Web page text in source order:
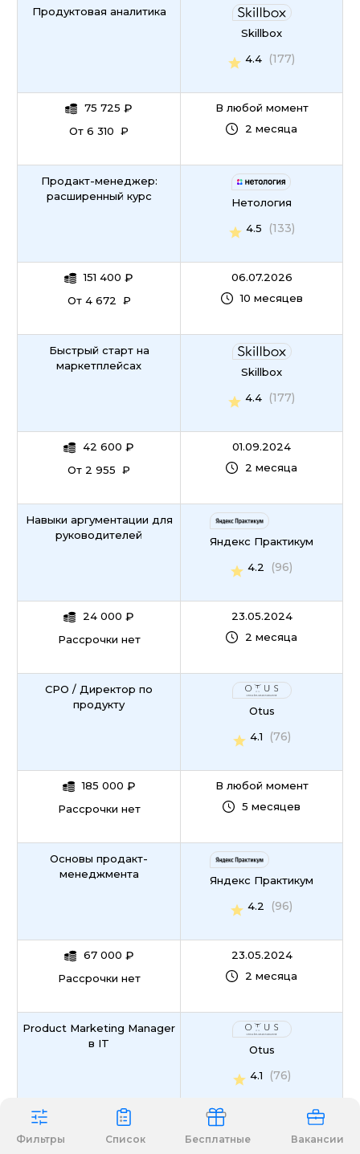
Фильтры Список Бесплатные Вакансии
Продуктовая аналитика
75 725 ₽
От 6 310 ₽
Skillbox
4.4
(177)
В любой момент
2 месяца
Продакт-менеджер:
расширенный курс
151 400 ₽
От 4 672 ₽
Нетология
4.5
(133)
06.07.2026
10 месяцев
Быстрый старт на
маркетплейсах
42 600 ₽
От 2 955 ₽
Skillbox
4.4
(177)
01.09.2024
2 месяца
Навыки аргументации для
руководителей
24 000 ₽
Рассрочки нет
Яндекс Практикум
4.2
(96)
23.05.2024
2 месяца
CPO / Директор по
продукту
185 000 ₽
Рассрочки нет
Otus
4.1
(76)
В любой момент
5 месяцев
Основы продакт-
менеджмента
67 000 ₽
Рассрочки нет
Яндекс Практикум
4.2
(96)
23.05.2024
2 месяца
Product Marketing Manager
в IT
74 000₽
Otus
4.1
(76)
В любой момент
5 месяцев